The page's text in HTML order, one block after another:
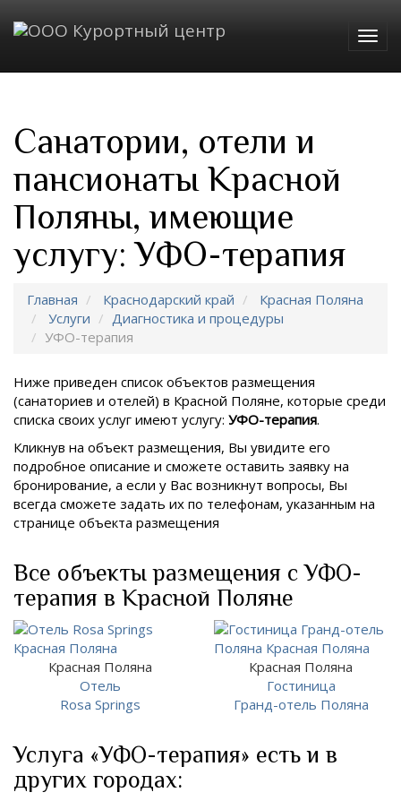
Санатории, отели и
пансионаты Красной
Поляны, имеющие
услугу: УФО-терапия
Главная Краснодарский край
Красная Поляна
Услуги
Диагностика и процедуры
УФО-терапия
Ниже приведен список объектов размещения
(санаториев и отелей) в Красной Поляне, которые среди
списка своих услуг имеют услугу: УФО-терапия.
Кликнув на объект размещения, Вы увидите его
подробное описание и сможете оставить заявку на
бронирование, а если у Вас возникнут вопросы, Вы
всегда сможете задать их по телефонам, указанным на
странице объекта размещения
Все объекты размещения с УФО-
терапия в Красной Поляне
Красная Поляна
Отель
Rosa Springs
Красная Поляна
Гостиница
Гранд-отель Поляна
Услуга «УФО-терапия» есть и в
других городах: